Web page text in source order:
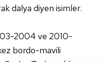
dalya diyen isimler.
2004 ve 2010-
bordo-mavili